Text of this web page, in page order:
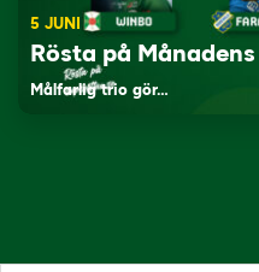
5 JUNI
Rösta på
Målfarlig trio gör…